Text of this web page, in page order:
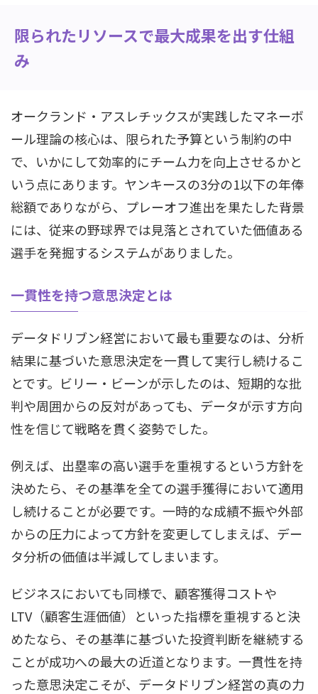
限られたリソースで最大成果を出す仕組
み
オークランド・アスレチックスが実践したマネーボ
ール理論の核心は、限られた予算という制約の中
で、いかにして効率的にチーム力を向上させるかと
いう点にあります。ヤンキースの3分の1以下の年俸
総額でありながら、プレーオフ進出を果たした背景
には、従来の野球界では見落とされていた価値ある
選手を発掘するシステムがありました。
一貫性を持つ意思決定とは
データドリブン経営において最も重要なのは、分析
結果に基づいた意思決定を一貫して実行し続けるこ
とです。ビリー・ビーンが示したのは、短期的な批
判や周囲からの反対があっても、データが示す方向
性を信じて戦略を貫く姿勢でした。
例えば、出塁率の高い選手を重視するという方針を
決めたら、その基準を全ての選手獲得において適用
し続けることが必要です。一時的な成績不振や外部
からの圧力によって方針を変更してしまえば、デー
タ分析の価値は半減してしまいます。
ビジネスにおいても同様で、顧客獲得コストや
LTV（顧客生涯価値）といった指標を重視すると決
めたなら、その基準に基づいた投資判断を継続する
ことが成功への最大の近道となります。一貫性を持
った意思決定こそが、データドリブン経営の真の力